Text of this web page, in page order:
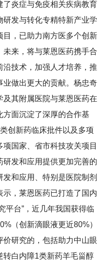
了炎症与免疫相关疾病教育
发与转化专精特新产业学
目，已助力南方医多个创新
来，将与莱恩医药携手合
技术，加强人才培养，推
做出更大的贡献。杨忠奇
及其附属医院与莱恩医药在
面沉淀了深厚的合作基
创新药临床批件以及多项
国家、省市科技攻关项目
发和应用提供更加完善的
和应用、特别是医院制剂
，莱恩医药已打造了国内
平台”，近几年我国获得临
（创新滴眼液更近80%）
研究的，包括助力中山眼
转白内障1类新药羊毛甾醇